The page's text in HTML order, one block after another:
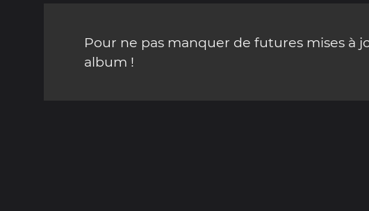
Pour ne pas manquer de futures mises à
album !